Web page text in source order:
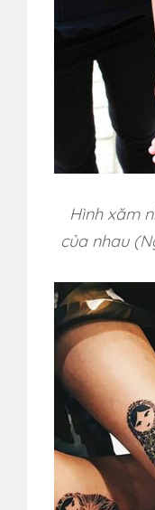
Hình xăm
của nhau